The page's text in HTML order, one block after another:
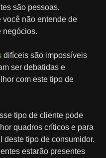
são pessoas,
você não entende de
negócios.
difíceis são impossíveis
ser debatidas e
com este tipo de
tipo de cliente pode
quadros críticos e para
deste tipo de consumidor.
estarão presentes